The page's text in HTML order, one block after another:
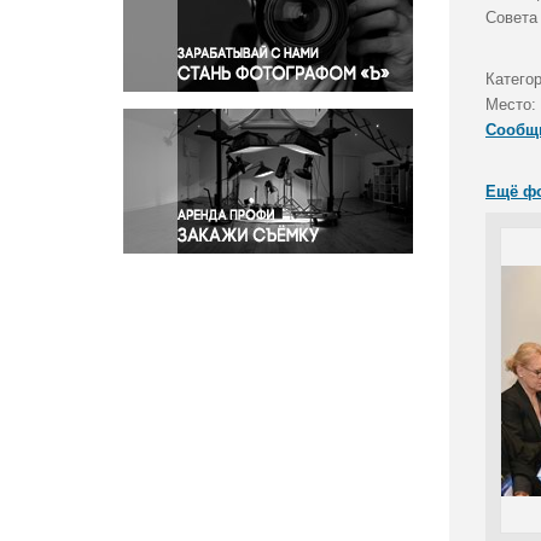
Правосудие
Происшествия и конфликты
Религия
Светская жизнь
Спорт
Экология
Экономика и бизнес
Место:
Ещё